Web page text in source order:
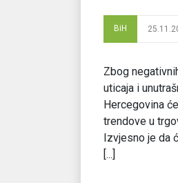
BiH
Zbog
uticaja i
Hercegovina
trendove u
Izvjesno je da
[...]